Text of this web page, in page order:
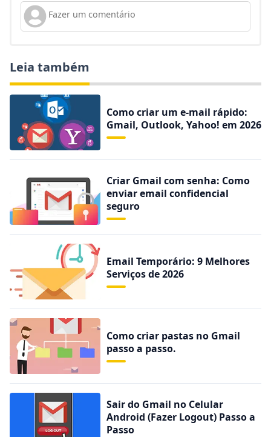
Leia também
Como criar um e-mail rápido:
Gmail, Outlook, Yahoo! em 2026
Criar Gmail com senha: Como
enviar email confidencial
seguro
Email Temporário: 9 Melhores
Serviços de 2026
Como criar pastas no Gmail
passo a passo.
Sair do Gmail no Celular
Android (Fazer Logout) Passo a
Passo